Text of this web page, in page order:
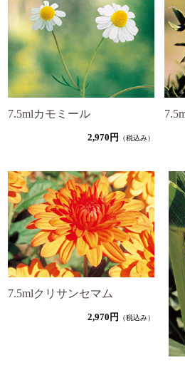
7.5mlカモミール
2,970円 （税込み）
7.5mlクリサンセマム
2,970円 （税込み）